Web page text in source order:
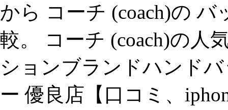
から コーチ (coach)の
較。 コーチ (coach)の人
ションブランドハンド
ー 優良店【口コミ、